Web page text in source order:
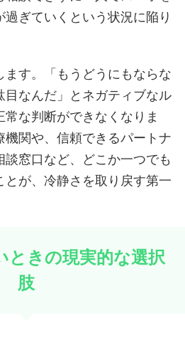
ぎていくという状況に陥り
す。「もうどうにもならな
目なんだ」とネガティブなル
な判断ができなくなりま
関や、信頼できるパートナ
窓口など、どこか一つでも
とが、冷静さを取り戻す第一
ときの現実的な選択
肢